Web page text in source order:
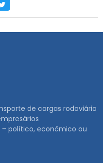
de cargas rodoviário
político, econômico ou